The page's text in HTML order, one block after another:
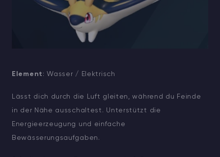
Element : Wasser / Elektrisch
Lässt dich durch die Luft gleiten, während du Feinde
in der Nähe ausschaltest. Unterstützt die
Energieerzeugung und einfache
Bewässerungsaufgaben.